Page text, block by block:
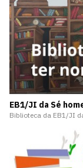
EB1/JI da Sé
Biblioteca da EB1/JI